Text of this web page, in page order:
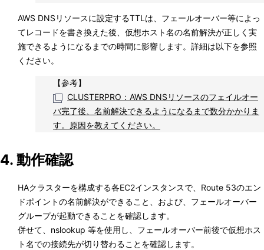
AWS DNSリソースに設定するTTLは、フェールオーバー等によっ
てレコードを書き換えた後、仮想ホスト名の名前解決が正しく実
施できるようになるまでの時間に影響します。詳細は以下を参照
ください。
【参考】
CLUSTERPRO：AWS DNSリソースのフェイルオー
バ完了後、名前解決できるようになるまで数分かかりま
す。原因を教えてください。
4. 動作確認
HAクラスターを構成する各EC2インスタンスで、Route 53のエン
ドポイントの名前解決ができること、および、フェールオーバー
グループが起動できることを確認します。
併せて、nslookup 等を使用し、フェールオーバー前後で仮想ホス
ト名での接続先が切り替わることを確認します。